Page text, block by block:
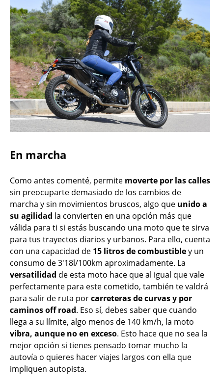
En marcha
Como antes comenté, permite moverte por las calles
sin preocuparte demasiado de los cambios de
marcha y sin movimientos bruscos, algo que unido a
su agilidad la convierten en una opción más que
válida para ti si estás buscando una moto que te sirva
para tus trayectos diarios y urbanos. Para ello, cuenta
con una capacidad de 15 litros de combustibley un
consumo de 3'18l/100km aproximadamente. La
versatilidad de esta moto hace que al igual que vale
perfectamente para este cometido, también te valdrá
para salir de ruta porcarreteras de curvas y por
caminos off road. Eso sí, debes saber que cuando
llega a su límite, algo menos de 140 km/h, la moto
vibra, aunque no en exceso. Esto hace que no sea la
mejor opción si tienes pensado tomar mucho la
autovía o quieres hacer viajes largos con ella que
impliquen autopista.